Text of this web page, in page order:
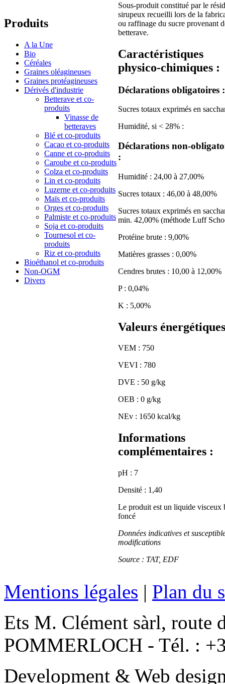
Produits
A la Une
Bio
Céréales
Graines oléagineuses
Graines protéagineuses
Dérivés d'industrie
Betterave et co-
produits
Vinasse de
betteraves
Blé et co-produits
Cacao et co-produits
Canne et co-produits
Caroube et co-produits
Colza et co-produits
Lin et co-produits
Luzerne et co-produits
Maïs et co-produits
Orges et co-produits
Palmiste et co-produits
Soja et co-produits
Tournesol et co-
produits
Riz et co-produits
Bioéthanol et co-produits
Non-OGM
Divers
Sous-produit constitué par le
sirupeux recueilli lors de la
ou raffinage du sucre provenant
betterave.
Caractéristiques
physico-chimiques :
Déclarations obligatoires :
Sucres totaux exprimés en
Humidité, si < 28% :
Déclarations non-
:
Humidité : 24,00 à 27,00%
Sucres totaux : 46,00 à 48,00%
Sucres totaux exprimés en
min. 42,00% (méthode Luff
Protéine brute : 9,00%
Matières grasses : 0,00%
Cendres brutes : 10,00 à 12,00%
P : 0,04%
K : 5,00%
Valeurs
VEM : 750
VEVI : 780
DVE : 50 g/kg
OEB : 0 g/kg
NEv : 1650 kcal/kg
Informations
complémentaires :
pH : 7
Densité : 1,40
Le produit est un liquide visceux
foncé
Données indicatives et
modifications
Source : TAT, EDF
Mentions légales | Plan du
Ets M. Clément sàrl, route
POMMERLOCH - Tél. :
Development & Web